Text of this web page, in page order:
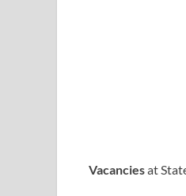
Vacanciesat